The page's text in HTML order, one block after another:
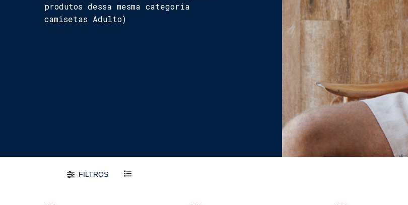
produtos dessa mesma categoria
camisetas Adulto)
FILTROS